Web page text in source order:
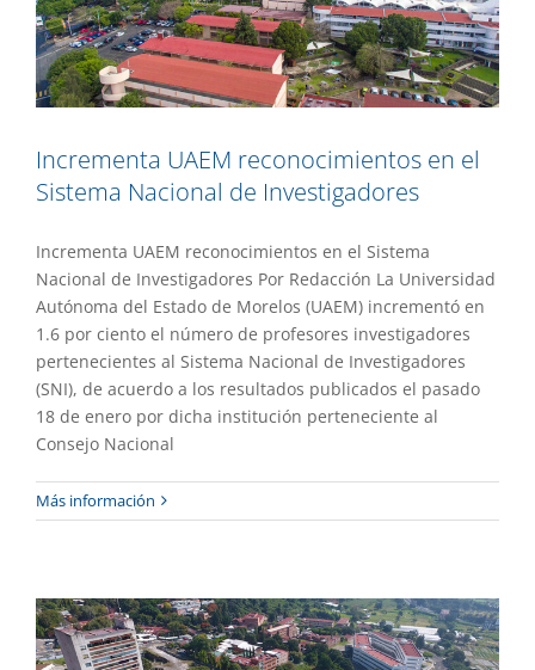
Incrementa UAEM reconocimientos en el
Sistema Nacional de Investigadores
Incrementa UAEM reconocimientos en el Sistema
Nacional de Investigadores Por Redacción La Universidad
Autónoma del Estado de Morelos (UAEM) incrementó en
1.6 por ciento el número de profesores investigadores
pertenecientes al Sistema Nacional de Investigadores
(SNI), de acuerdo a los resultados publicados el pasado
18 de enero por dicha institución perteneciente al
Consejo Nacional
Más información
Logra UAEM reconocimiento de calidad